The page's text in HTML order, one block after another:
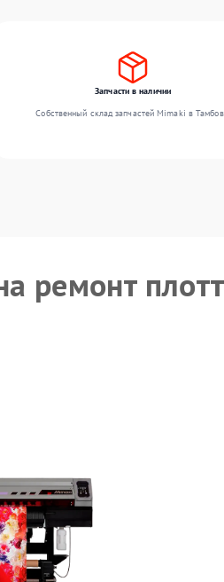
Запчасти в наличии
Собственный склад запчастей Mimaki в
ремонт